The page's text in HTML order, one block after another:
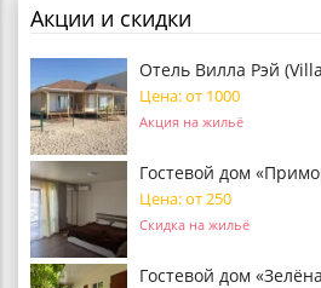
Акции и скидки
Отель Вилла Рэй
Цена: от 1000
Акция на жильё
Гостевой дом
Цена: от 250
Скидка на жильё
Гостевой дом